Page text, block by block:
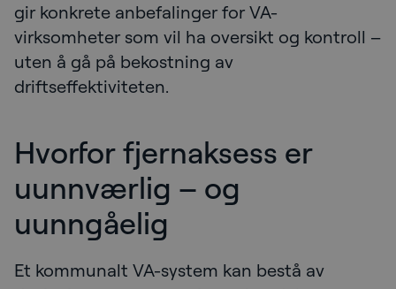
gir konkrete anbefalinger for VA-
virksomheter som vil ha oversikt og kontroll –
uten å gå på bekostning av
driftseffektiviteten.
Hvorfor fjernaksess er
uunnværlig – og
uunngåelig
Et kommunalt VA-system kan bestå av